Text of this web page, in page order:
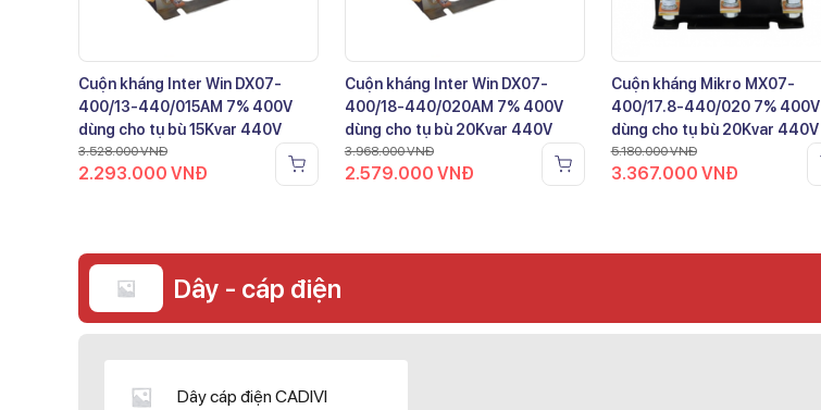
Cuộn kháng Inter Win DX07-
400/13-440/015AM 7% 400V
dùng cho tụ bù 15Kvar 440V
3.528.000VNĐ
2.293.000 VNĐ
Cuộn kháng Inter Win DX07-
400/18-440/020AM 7% 400V
dùng cho tụ bù 20Kvar 440V
3.968.000VNĐ
2.579.000 VNĐ
Cuộn kháng Mikro MX07-
400/17.8-440/020 7% 400V
dùng cho tụ bù 20Kvar 440V
5.180.000VNĐ
3.367.000 VNĐ
Dây - cáp điện
Dây cáp điện CADIVI